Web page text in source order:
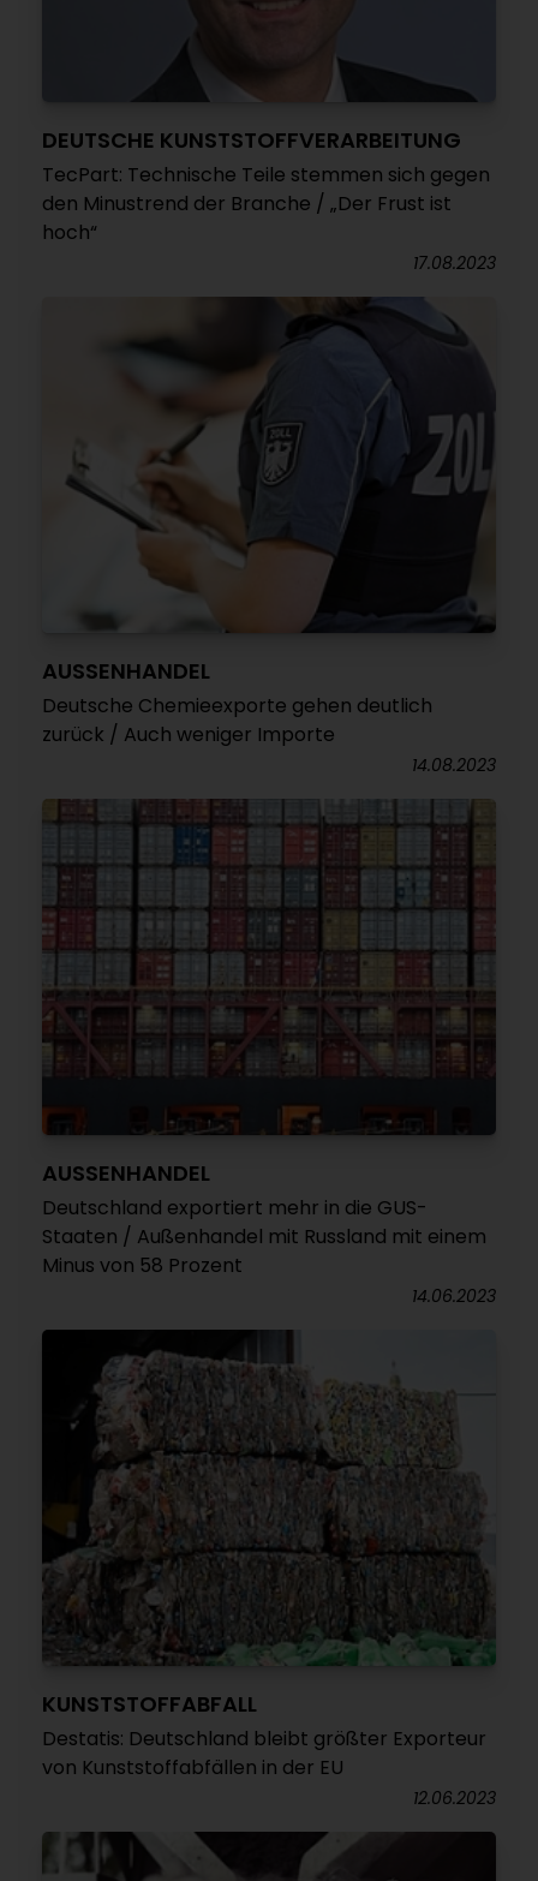
DEUTSCHE KUNSTSTOFFVERARBEITUNG
TecPart: Technische Teile stemmen sich gegen
den Minustrend der Branche / „Der Frust ist
hoch“
17.08.2023
AUSSENHANDEL
Deutsche Chemieexporte gehen deutlich
zurück / Auch weniger Importe
14.08.2023
AUSSENHANDEL
Deutschland exportiert mehr in die GUS-
Staaten / Außenhandel mit Russland mit einem
Minus von 58 Prozent
14.06.2023
KUNSTSTOFFABFALL
Destatis: Deutschland bleibt größter Exporteur
von Kunststoffabfällen in der EU
12.06.2023